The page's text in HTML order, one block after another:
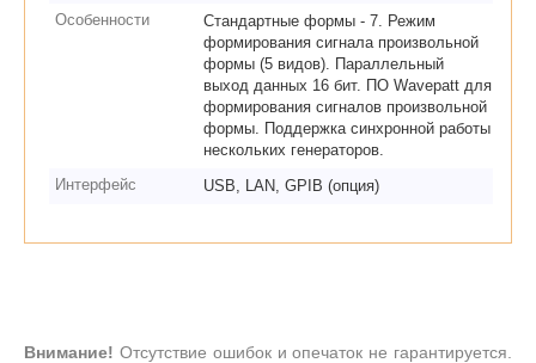
Особенности
Стандартные формы - 7. Режим
формирования сигнала произвольной
формы (5 видов). Параллельный
выход данных 16 бит. ПО Wavepatt для
формирования сигналов произвольной
формы. Поддержка синхронной работы
нескольких генераторов.
Интерфейс
USB, LAN, GPIB (опция)
Внимание! Отсутствие ошибок и опечаток не гарантируется.